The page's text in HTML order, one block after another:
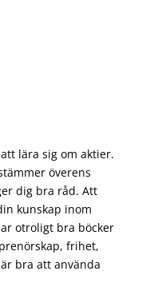
lära sig om aktier.
överens
dig bra råd. Att
kunskap inom
otroligt bra böcker
frihet,
bra att använda